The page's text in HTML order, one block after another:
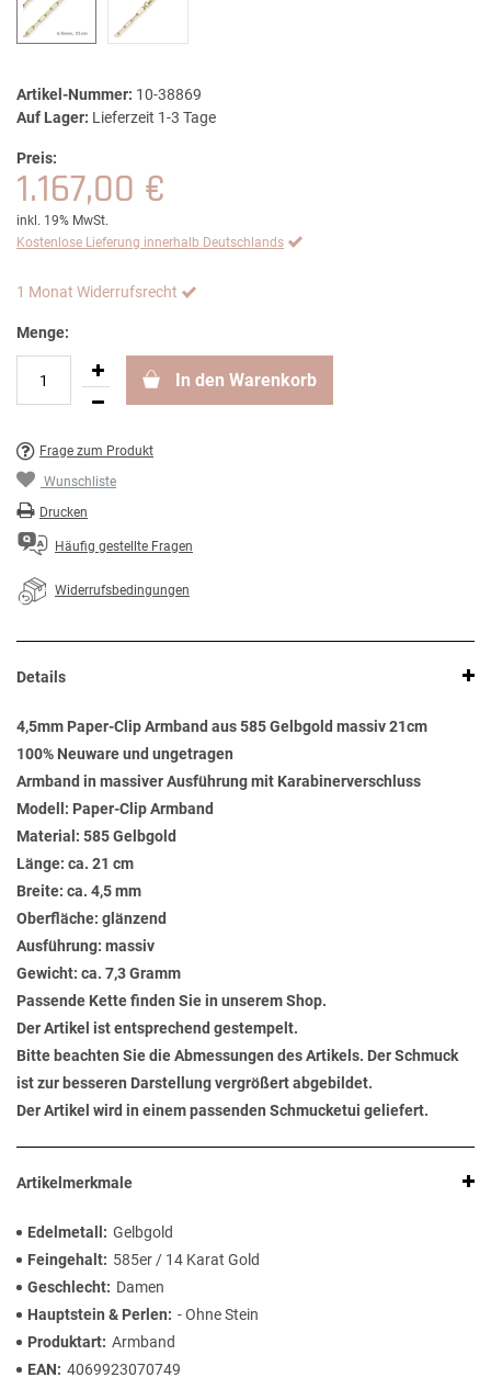
Artikel-Nummer: 10-38869
Auf Lager: Lieferzeit 1-3 Tage
Preis:
1.167,00 €
inkl. 19% MwSt.
Kostenlose Lieferung innerhalb Deutschlands
1 Monat Widerrufsrecht
Menge:
In den Warenkorb
Frage zum Produkt
Wunschliste
Drucken
Häufig gestellte Fragen
Widerrufsbedingungen
Details
4,5mm Paper-Clip Armband aus 585 Gelbgold massiv 21cm
100% Neuware und ungetragen
Armband in massiver Ausführung mit Karabinerverschluss
Modell: Paper-Clip Armband
Material: 585 Gelbgold
Länge: ca. 21 cm
Breite: ca. 4,5 mm
Oberfläche: glänzend
Ausführung: massiv
Gewicht: ca. 7,3 Gramm
Passende Kette finden Sie in unserem Shop.
Der Artikel ist entsprechend gestempelt.
Bitte beachten Sie die Abmessungen des Artikels. Der Schmuck
ist zur besseren Darstellung vergrößert abgebildet.
Der Artikel wird in einem passenden Schmucketui geliefert.
Artikelmerkmale
Edelmetall
Gelbgold
Feingehalt
585er / 14 Karat Gold
Geschlecht
Damen
Hauptstein & Perlen
- Ohne Stein
Produktart Armband
EAN
4069923070749